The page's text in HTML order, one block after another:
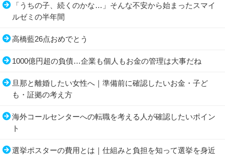
「うちの子、続くのかな…」そんな不安から始まったスマイ
ルゼミの半年間
高橋藍26点おめでとう
1000億円超の負債…企業も個人もお金の管理は大事だね
旦那と離婚したい女性へ｜準備前に確認したいお金・子ど
も・証拠の考え方
海外コールセンターへの転職を考える人が確認したいポイン
ト
選挙ポスターの費用とは｜仕組みと負担を知って選挙を身近